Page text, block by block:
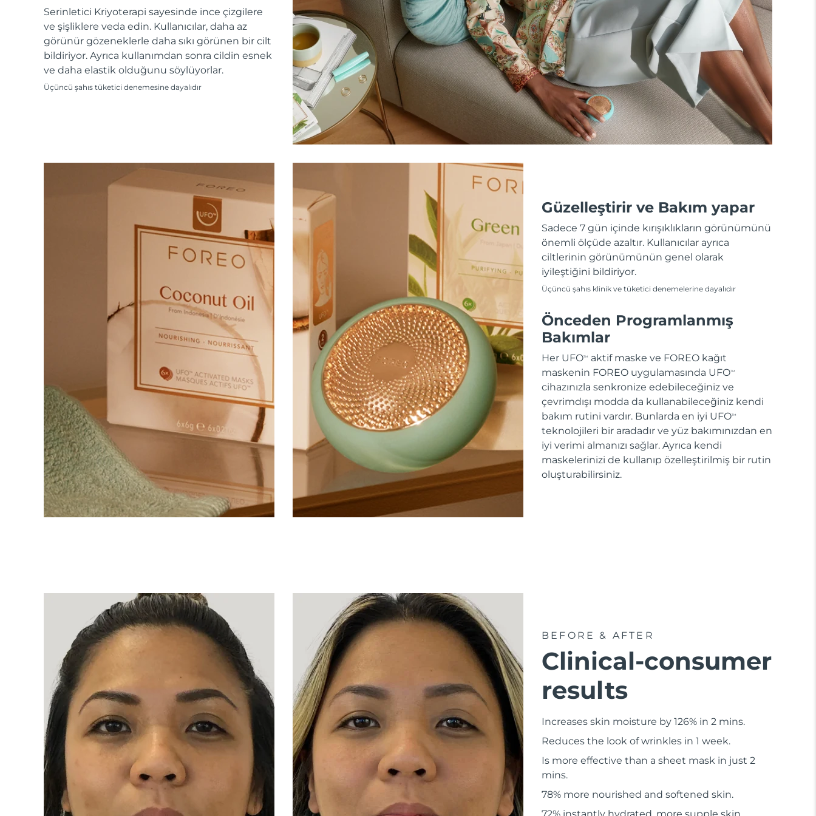
Serinletici Kriyoterapi sayesinde ince çizgilere
ve şişliklere veda edin. Kullanıcılar, daha az
görünür gözeneklerle daha sıkı görünen bir cilt
bildiriyor. Ayrıca kullanımdan sonra cildin esnek
ve daha elastik olduğunu söylüyorlar.
Üçüncü şahıs tüketici denemesine dayalıdır
Güzelleştirir ve Bakım yapar
Sadece 7 gün içinde kırışıklıkların görünümünü
önemli ölçüde azaltır. Kullanıcılar ayrıca
ciltlerinin görünümünün genel olarak
iyileştiğini bildiriyor.
Üçüncü şahıs klinik ve tüketici denemelerine dayalıdır
Önceden Programlanmış
Bakımlar
Her UFOTM
aktif maske ve FOREO kağıt
maskenin FOREO uygulamasında UFOTM
cihazınızla senkronize edebileceğiniz ve
çevrimdışı modda da kullanabileceğiniz kendi
bakım rutini vardır. Bunlarda en iyi UFOTM
teknolojileri bir aradadır ve yüz bakımınızdan en
iyi verimi almanızı sağlar. Ayrıca kendi
maskelerinizi de kullanıp özelleştirilmiş bir rutin
oluşturabilirsiniz.
BEFORE & AFTER
Clinical-consumer
results
Increases skin moisture by 126% in 2 mins.
Reduces the look of wrinkles in 1 week.
Is more effective than a sheet mask in just 2
mins.
78% more nourished and softened skin.
Advanced pore care essentials
Serum
For healthy hair
issa™ Teeth Whitening Gel
18% PAP
Kozmetik ürünleri
Erkekler